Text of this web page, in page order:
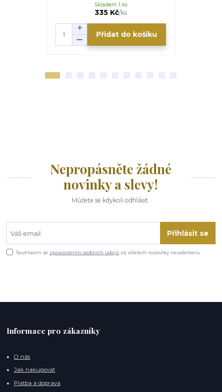
335 Kč/ks
Skladem 1 ks
Přidat do košíku
Nepropásněte žádné
novinky a slevy!
Můžete se kdykoli odhlásit.
Přihlásit se
Souhlasím se zpracováním osobních údajů za účelem rozesílky newsletteru.
Informace pro zákazníky
O nás
Jak nakupovat
Platba a doprava